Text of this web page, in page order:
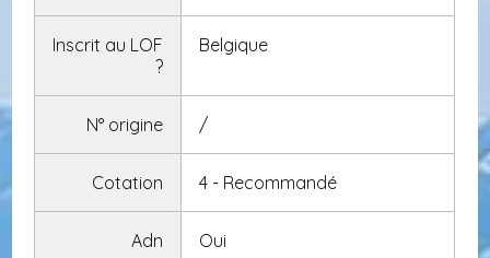
Inscrit au LOF
?
Belgique
N° origine /
Cotation 4 - Recommandé
Adn Oui